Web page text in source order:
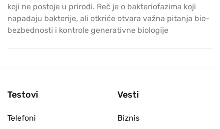
koji ne postoje u prirodi. Reč je o bakteriofazima koji
napadaju bakterije, ali otkriće otvara važna pitanja bio-
bezbednosti i kontrole generativne biologije
Testovi
Telefoni
Vesti
Biznis